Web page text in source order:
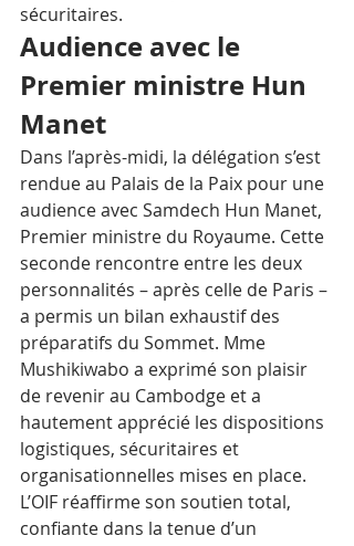
sécuritaires.
Audience avec le
Premier ministre Hun
Manet
Dans l’après-midi, la délégation s’est
rendue au Palais de la Paix pour une
audience avec Samdech Hun Manet,
Premier ministre du Royaume. Cette
seconde rencontre entre les deux
personnalités – après celle de Paris –
a permis un bilan exhaustif des
préparatifs du Sommet. Mme
Mushikiwabo a exprimé son plaisir
de revenir au Cambodge et a
hautement apprécié les dispositions
logistiques, sécuritaires et
organisationnelles mises en place.
L’OIF réaffirme son soutien total,
confiante dans la tenue d’un